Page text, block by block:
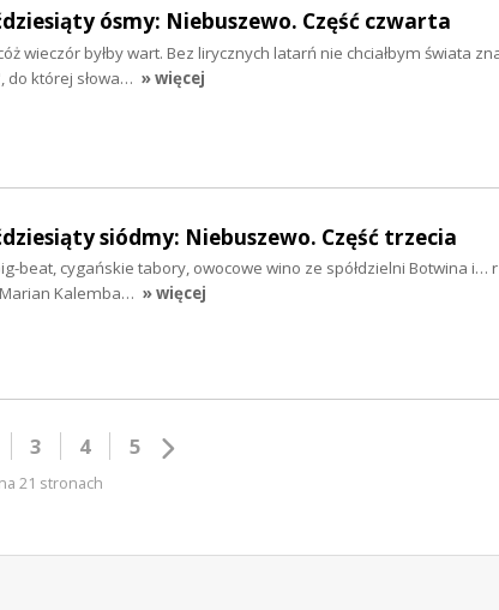
ósmy: Niebuszewo. Część czwarta
wieczór byłby wart. Bez lirycznych latarń nie chciałbym świata
której słowa… » więcej
siódmy: Niebuszewo. Część trzecia
beat, cygańskie tabory, owocowe wino ze spółdzielni Botwina i…
Kalemba… » więcej
3 4 5
21 stronach